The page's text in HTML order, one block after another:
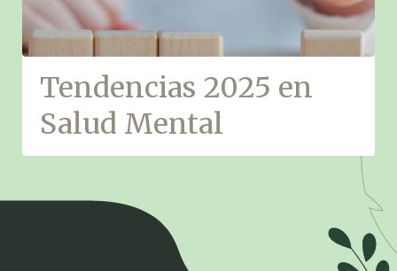
Tendencias 2025 en
Salud Mental